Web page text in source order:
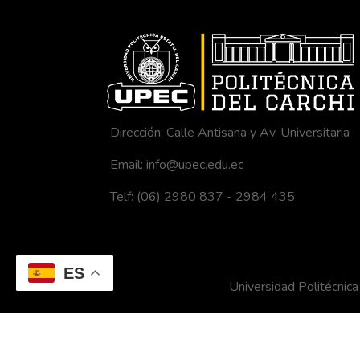
ES
Dirección: Calle Antisana y Av. Universitaria
Email: info@upec.edu.ec
Telf: (06) 2980 837 - 2984 435
Universidad